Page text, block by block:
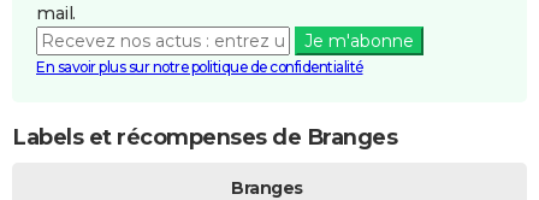
mail.
Je m'abonne
En savoir plus sur notre politique de confidentialité
Labels et récompenses de Branges
Branges